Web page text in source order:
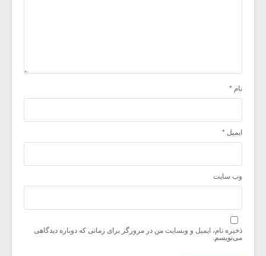
نام *
ایمیل *
وب‌ سایت
ذخیره نام، ایمیل و وبسایت من در مرورگر برای زمانی که دوباره دیدگاهی
می‌نویسم.